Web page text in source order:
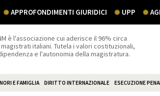
APPROFONDIMENTI GIURIDICI UPP
è l'associazione cui aderisce il 96% circa
italiani. Tutela i valori costituzionali,
e l'autonomia della magistratura.
E FAMIGLIA DIRITTO INTERNAZIONALE ESECUZIONE